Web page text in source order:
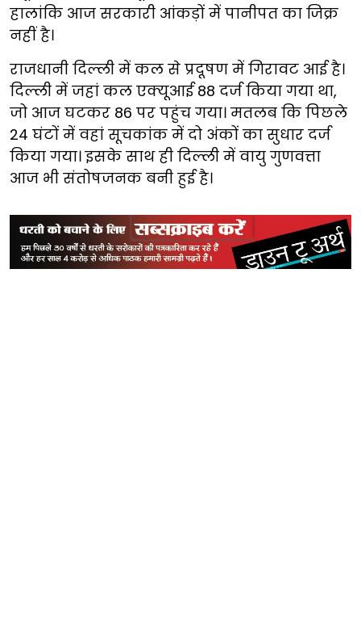
हालांकि आज सरकारी आंकड़ों में पानीपत का जिक्र
नहीं है।
राजधानी दिल्ली में कल से प्रदूषण में गिरावट आई है।
दिल्ली में जहां कल एक्यूआई 88 दर्ज किया गया था,
जो आज घटकर 86 पर पहुंच गया। मतलब कि पिछले
24 घंटों में वहां सूचकांक में दो अंकों का सुधार दर्ज
किया गया। इसके साथ ही दिल्ली में वायु गुणवत्ता
आज भी संतोषजनक बनी हुई है।